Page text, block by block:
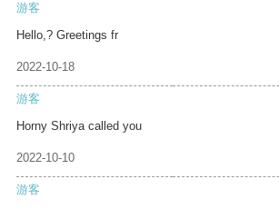
游客
Hello,? Greetings fr
2022-10-18
游客
Horny Shriya called you
2022-10-10
游客